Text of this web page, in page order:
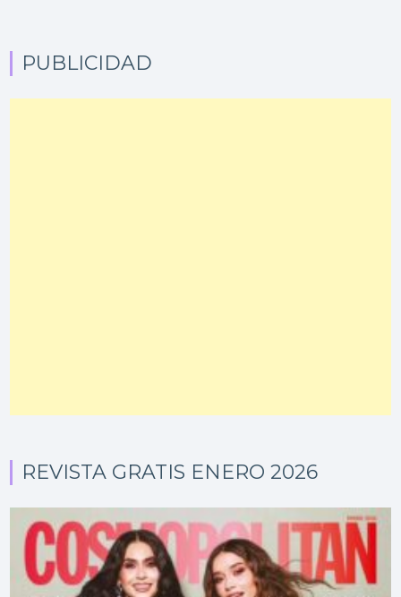
PUBLICIDAD
REVISTA GRATIS ENERO 2026